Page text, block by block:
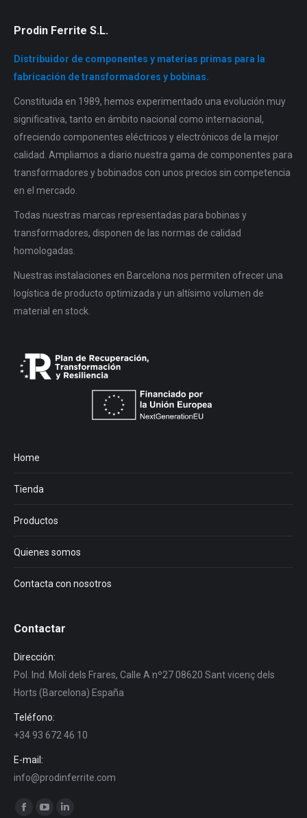
Prodin Ferrite S.L.
Distribuidor de componentes y materias primas para la
fabricación de transformadores y bobinas.
Constituida en 1989, hemos experimentado una evolución muy
significativa, tanto en ámbito nacional como internacional,
ofreciendo componentes eléctricos y electrónicos de la mejor
calidad. Ampliamos a diario nuestra gama de componentes para
transformadores y bobinados con unos precios sin competencia
en el mercado.
Todas nuestras marcas representadas para bobinas y
transformadores, disponen de las normas de calidad
homologadas.
Nuestras instalaciones en Barcelona nos permiten ofrecer una
logística de producto optimizada y un altísimo volumen de
material en stock.
Home
Tienda
Productos
Quienes somos
Contacta con nosotros
Contactar
Dirección:
Pol. Ind. Molí dels Frares, Calle A nº27 08620 Sant vicenç dels
Horts (Barcelona) España
Teléfono:
+34 93 672 46 10
E-mail:
info@prodinferrite.com
Encuéntranos en:
Facebook